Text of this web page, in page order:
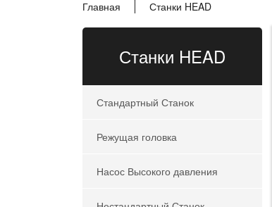
Главная Станки HEAD
Станки HEAD
Стандартный Станок
Режущая головка
Насос Высокого давления